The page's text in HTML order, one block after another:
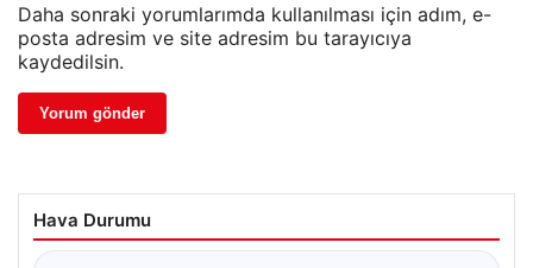
Daha sonraki yorumlarımda kullanılması için adım, e-
posta adresim ve site adresim bu tarayıcıya
kaydedilsin.
Hava Durumu